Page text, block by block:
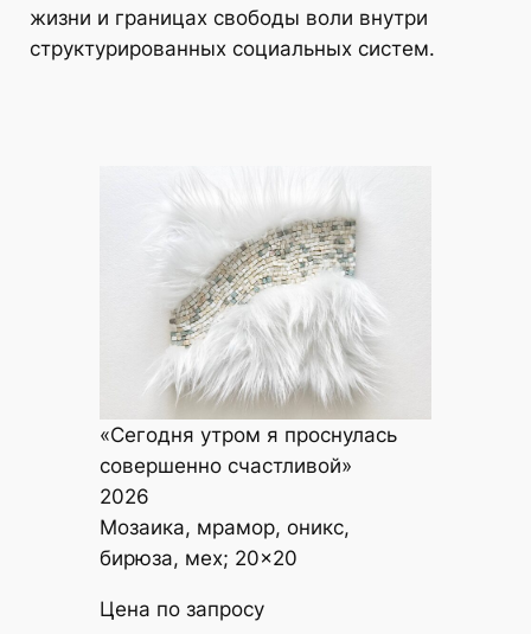
жизни и границах свободы воли внутри
структурированных социальных систем.
«Сегодня утром я проснулась
совершенно счастливой»
2026
Мозаика, мрамор, оникс,
бирюза, мех; 20×20
Цена по запросу